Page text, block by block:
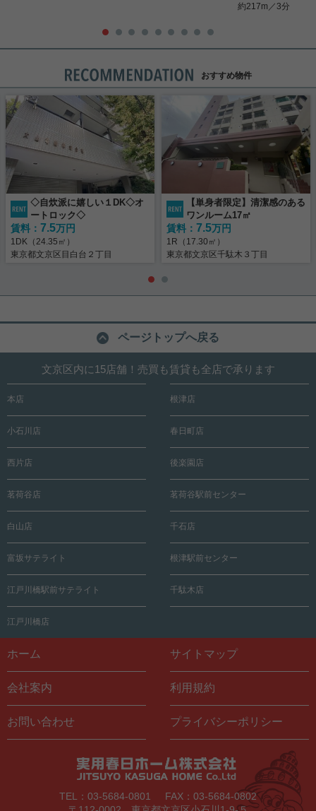
約217m／3分
おすすめ物件
◇自炊派に嬉しい１DK◇オ
ートロック◇
賃料： 7.5万円
1DK（24.35㎡）
東京都文京区目白台２丁目
【単身者限定】清潔感のある
ワンルーム17㎡
賃料： 7.5万円
1R（17.30㎡）
東京都文京区千駄木３丁目
ページトップへ戻る
文京区内に15店舗！売買も賃貸も全店で承ります
本店 根津店
小石川店 春日町店
西片店 後楽園店
茗荷谷店 茗荷谷駅前センター
白山店 千石店
富坂サテライト 根津駅前センター
江戸川橋駅前サテライト 千駄木店
江戸川橋店
ホーム サイトマップ
会社案内 利用規約
お問い合わせ プライバシーポリシー
TEL：03-5684-0801
FAX：03-5684-0802